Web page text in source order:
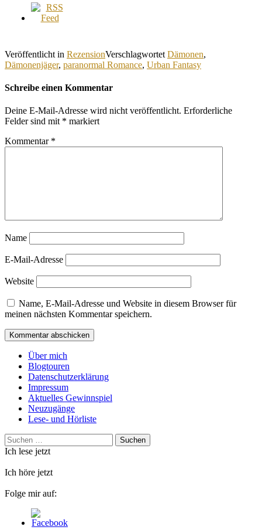
Veröffentlicht in RezensionVerschlagwortet Dämonen,
Dämonenjäger, paranormal Romance, Urban Fantasy
Schreibe einen Kommentar
Deine E-Mail-Adresse wird nicht veröffentlicht. Erforderliche
Felder sind mit * markiert
Kommentar *
Name
E-Mail-Adresse
Website
Name, E-Mail-Adresse und Website in diesem Browser für
meinen nächsten Kommentar speichern.
Über mich
Blogtouren
Datenschutzerklärung
Impressum
Aktuelles Gewinnspiel
Neuzugänge
Lese- und Hörliste
Suchen
nach:
Ich lese jetzt
Ich höre jetzt
Folge mir auf: